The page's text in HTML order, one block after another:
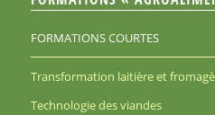
FORMATIONS COURTES
Transformation laitière et
Technologie des viandes